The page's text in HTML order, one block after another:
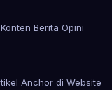
Berita Opini
Anchor di Website